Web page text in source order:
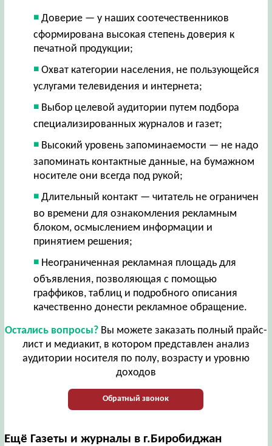
Доверие — у наших соотечественников
сформирована высокая степень доверия к
печатной продукции;
Охват категории населения, не пользующейся
услугами телевидения и интернета;
Выбор целевой аудитории путем подбора
специализированных журналов и газет;
Высокий уровень запоминаемости — не надо
запоминать контактные данные, на бумажном
носителе они всегда под рукой;
Длительный контакт — читатель не ограничен
во времени для ознакомления рекламным
блоком, осмыслением информации и
принятием решения;
Неограниченная рекламная площадь для
объявления, позволяющая с помощью
граффиков, таблиц и подробного описания
качественно донести рекламное обращение.
Остались вопросы?Вы можете заказать полный прайс-
лист и медиакит, в котором представлен анализ
аудитории носителя по полу, возрасту и уровню
доходов
Обратный звонок
Ещё Газеты и журналы в г.Биробиджан